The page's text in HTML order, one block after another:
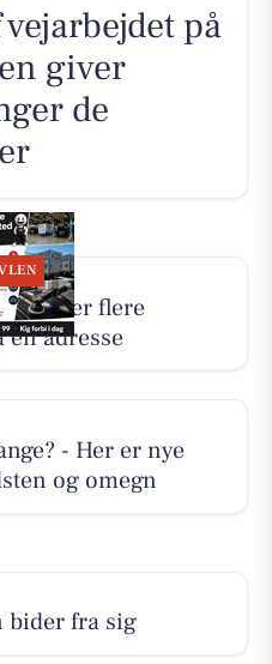
på
giver
de
flere
én adresse
- Her er nye
og omegn
bider fra sig